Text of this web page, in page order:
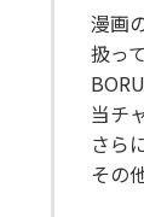
漫画
扱っ
当チ
さら
その